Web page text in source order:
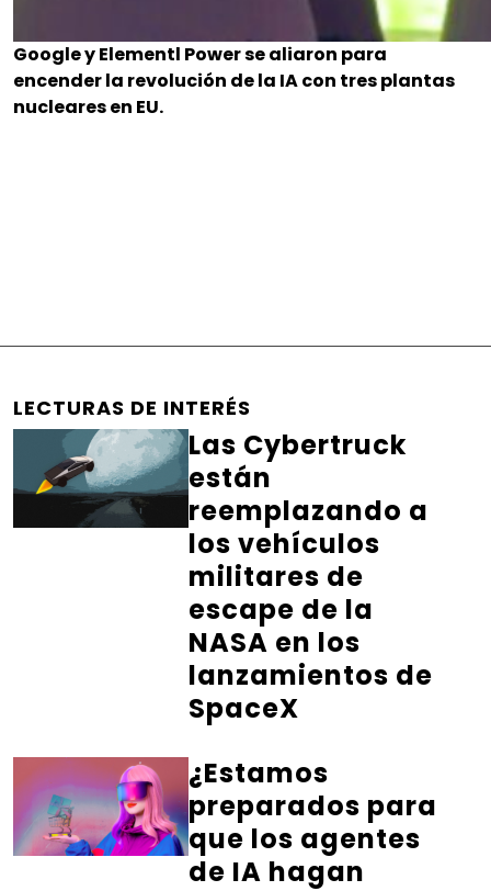
Google y Elementl Power se aliaron para
encender la revolución de la IA con tres plantas
nucleares en EU.
LECTURAS DE INTERÉS
Las Cybertruck
están
reemplazando a
los vehículos
militares de
escape de la
NASA en los
lanzamientos de
SpaceX
¿Estamos
preparados para
que los agentes
de IA hagan